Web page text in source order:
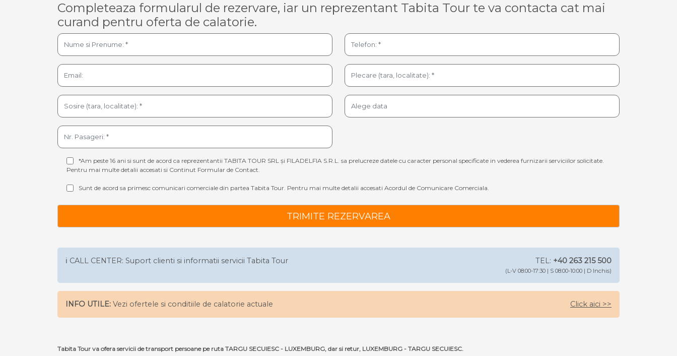
Completeaza formularul de rezervare, iar un reprezentant Tabita Tour te va contacta cat mai
curand pentru oferta de calatorie.
*Am peste 16 ani si sunt de acord ca reprezentantii TABITA TOUR SRL și FILADELFIA S.R.L. sa prelucreze datele cu caracter personal specificate in vederea furnizarii serviciilor solicitate.
Pentru mai multe detalii accesati si Continut Formular de Contact.
Sunt de acord sa primesc comunicari comerciale din partea Tabita Tour. Pentru mai multe detalii accesati Acordul de Comunicare Comerciala.
TRIMITE REZERVAREA
ℹ️ CALL CENTER: Suport clienti si informatii servicii Tabita Tour TEL: +40 263 215 500
(L-V 08:00-17:30 | S 08:00-10:00 | D Inchis)
INFO UTILE: Vezi ofertele si conditiile de calatorie actuale Click aici >>
Tabita Tour va ofera servicii de transport persoane pe ruta TARGU SECUIESC - LUXEMBURG, dar si retur, LUXEMBURG - TARGU SECUIESC.